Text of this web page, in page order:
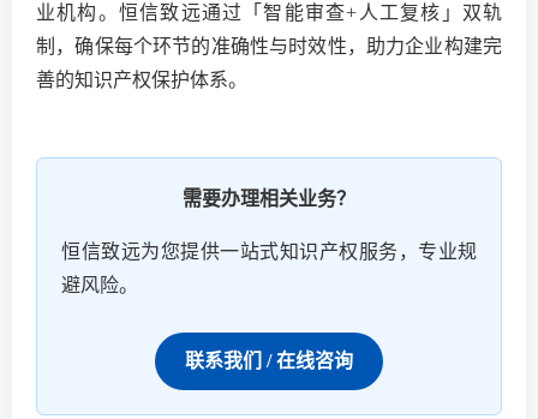
业机构。恒信致远通过「智能审查+人工复核」双轨
制，确保每个环节的准确性与时效性，助力企业构建完
善的知识产权保护体系。
需要办理相关业务？
恒信致远为您提供一站式知识产权服务，专业规
避风险。
联系我们 / 在线咨询